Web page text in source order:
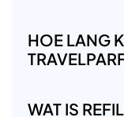
HOE LANG
WAT IS